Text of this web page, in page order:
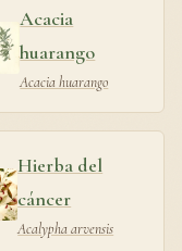
Acacia
huarango
Acacia huarango
Hierba del
cáncer
Acalypha arvensis